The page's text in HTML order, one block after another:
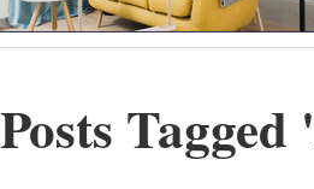
Posts Tagged '